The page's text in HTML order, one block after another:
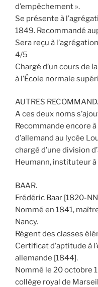
d’empêchement ».
Se présente à
1849. Recommandé
Sera reçu à
4/5
Chargé d’un cours de
à l’École normale
AUTRES
A ces deux noms
Recommande encore
d’allemand au lycée
chargé d’une division
Heumann, instituteur à
BAAR.
Frédéric Baar [1820-
Nommé en 1841,
Nancy.
Régent des classes
Certificat d’aptitude à
allemande [1844].
Nommé le 20 octobre
collège royal de